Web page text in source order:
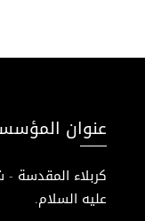
عنوان
كربلاء المقدسة
عليه السلام.